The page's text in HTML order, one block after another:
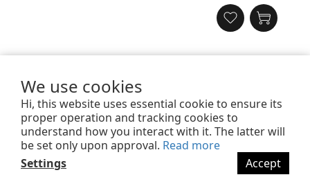
We use cookies
Hi, this website uses essential cookie to ensure its
proper operation and tracking cookies to
understand how you interact with it. The latter will
be set only upon approval. Read more
Settings
Accept
NT$1,680
NT$1,580